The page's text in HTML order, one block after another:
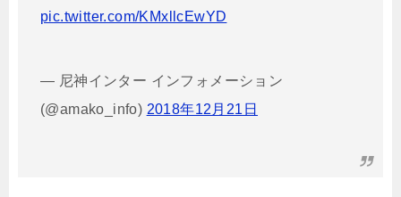
pic.twitter.com/KMxllcEwYD
— 尼神インター インフォメーション
(@amako_info) 2018年12月21日